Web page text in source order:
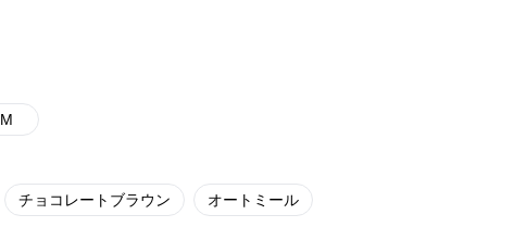
M
チョコレートブラウン オートミール